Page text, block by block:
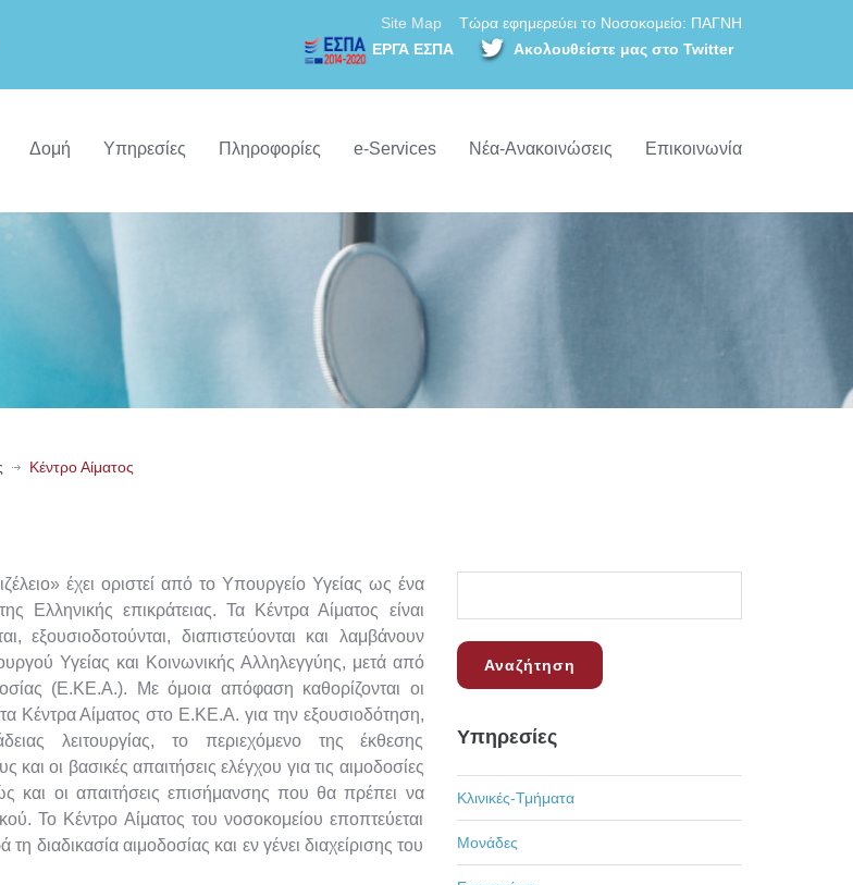
Site Map Τώρα εφημερεύει το Νοσοκομείο: ΠΑΓΝΗ
ΕΡΓΑ ΕΣΠΑ
Ακολουθείστε μας στο Twitter
Δομή Υπηρεσίες Πληροφορίες e-Services Νέα-Ανακοινώσεις Επικοινωνία
Κέντρο Αίματος
έχει οριστεί από το Υπουργείο Υγείας ως ένα
Ελληνικής επικράτειας. Τα Κέντρα Αίματος είναι
εξουσιοδοτούνται, διαπιστεύονται και λαμβάνουν
Υγείας και Κοινωνικής Αλληλεγγύης, μετά από
(Ε.ΚΕ.Α.). Με όμοια απόφαση καθορίζονται οι
Κέντρα Αίματος στο Ε.ΚΕ.Α. για την εξουσιοδότηση,
λειτουργίας, το περιεχόμενο της έκθεσης
οι βασικές απαιτήσεις ελέγχου για τις αιμοδοσίες
και οι απαιτήσεις επισήμανσης που θα πρέπει να
Το Κέντρο Αίματος του νοσοκομείου εποπτεύεται
διαδικασία αιμοδοσίας και εν γένει διαχείρισης του
Υπηρεσίες
Κλινικές-Τμήματα
Μονάδες